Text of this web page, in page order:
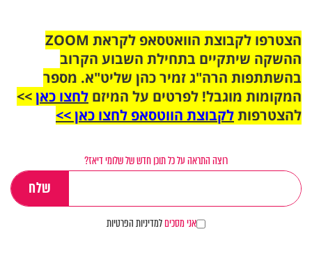
הצטרפו לקבוצת הוואטסאפ לקראת ZOOM
ההשקה שיתקיים בתחילת השבוע הקרוב
בהשתתפות הרה"ג זמיר כהן שליט"א. מספר
המקומות מוגבל! לפרטים על המיזם לחצו כאן>>
להצטרפותלקבוצת הווטסאפ לחצו כאן >>
רוצה התראה על כל תוכן חדש של שלומי דיאז?
אני מסכיםלמדיניות הפרטיות